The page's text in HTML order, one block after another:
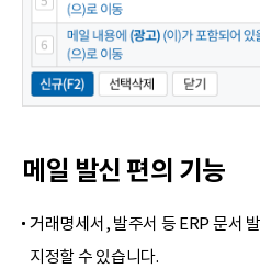
메일 발신 편의 기능
거래명세서, 발주서 등 ERP 문서
지정할 수 있습니다.